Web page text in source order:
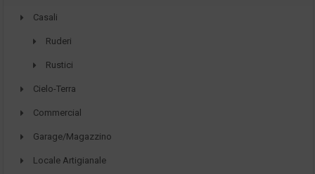
Casali
Ruderi
Rustici
Cielo-Terra
Commercial
Garage/Magazzino
Locale Artigianale